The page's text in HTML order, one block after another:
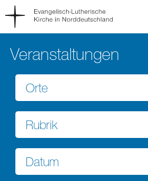
Veranstaltungen
Orte
Rubrik
Datum